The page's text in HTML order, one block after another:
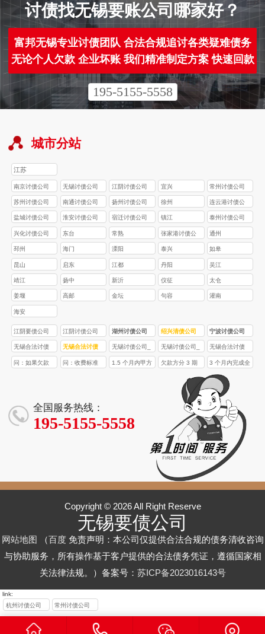
讨债找无锡要账公司哪家好？
富邦无锡专业讨债团队 合法合规追讨各类疑难债务
无论个人欠款 企业坏账 我们精准制定方案 快速回款
195-5155-5558
城市分站
江苏
南京讨债公司 无锡讨债公司 江阴讨债公司 宜兴 常州讨债公司
苏州讨债公司 南通讨债公司 扬州讨债公司 徐州
连云港讨债公
司
盐城讨债公司 淮安讨债公司 宿迁讨债公司 镇江 泰州讨债公司
兴化讨债公司 东台 常熟
张家港讨债公
司
通州
邳州 海门 溧阳 泰兴 如皋
昆山 启东 江都 丹阳 吴江
靖江 扬中 新沂 仪征 太仓
姜堰 高邮 金坛 句容 灌南
海安
江阴要债公司 江阴讨债公司 湖州讨债公司 绍兴清债公司 宁波讨债公司
无锡合法讨债
公司_专业债务
无锡合法讨债
公司_专业债务
无锡讨债公司_
专业合法债务
无锡讨债公司_
合法债务追讨_
欠款清收高效
无锡合法讨债
公司_专业债务
人欠款回收 - 无
锡 XX 讨债服
务机构
问：如果欠款
问：收费标准
1.5 个月内甲方
欠款方分 3 期
避免了冗长的
诉讼流程
3 个月内完成全
部 86 万元货款
回收
全国服务热线：
195-5155-5558
Copyright © 2026 All Right Reserve
无锡要债公司
网站地图 （百度免责声明：本公司仅提供合法合规的债务清收咨询
与协助服务，所有操作基于客户提供的合法债务凭证，遵循国家相
关法律法规。）备案号： 苏ICP备2023016143号
link:
杭州讨债公司
常州讨债公司